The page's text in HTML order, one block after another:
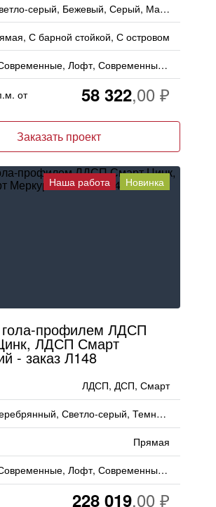
Светло-серый, Бежевый, Серый, Матовый
С барной стойкой, С островом
Современные, Лофт, Современный, Минимализм, Хай-тек
от 58 322
Заказать проект
Наша работа Новинка
гола-профилем ЛДСП
ЛДСП Смарт
- заказ Л148
ЛДСП, ДСП, Смарт
Серебрянный, Светло-серый, Темно-серый, Серый, Асфальт
Прямая
Современные, Лофт, Современный, Минимализм
228 019